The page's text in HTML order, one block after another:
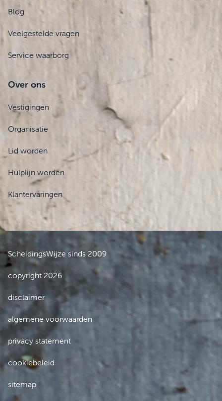
Blog
Veelgestelde vragen
Service waarborg
Over ons
Vestigingen
Organisatie
Lid worden
Hulplijn worden
Klantervaringen
ScheidingsWijze sinds 2009
copyright 2026
disclaimer
algemene voorwaarden
privacy statement
cookiebeleid
sitemap